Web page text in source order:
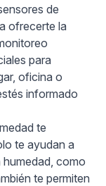
de
ofrecerte la
para
oficina o
informado
te
te ayudan a
como
te permiten